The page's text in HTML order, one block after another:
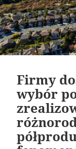
Firmy
wybór